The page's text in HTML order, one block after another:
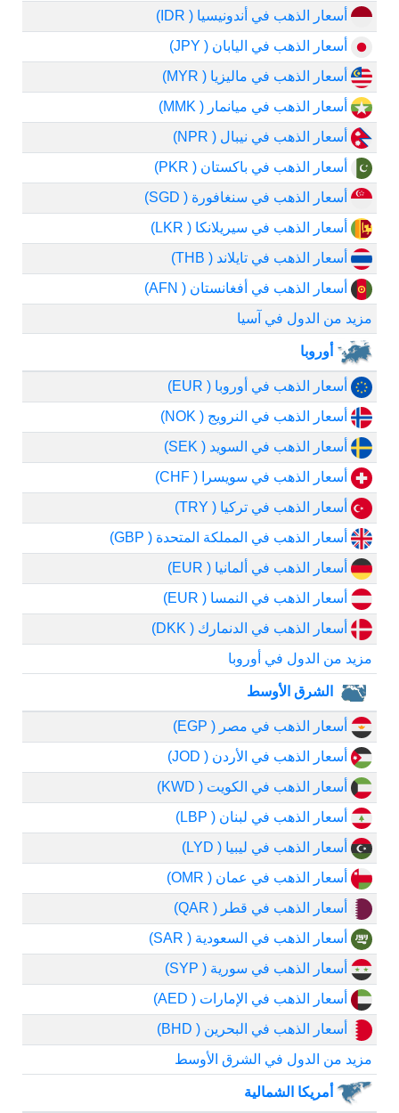
أسعار الذهب في أندونيسيا ( IDR)
أسعار الذهب في اليابان ( JPY)
أسعار الذهب في ماليزيا ( MYR)
أسعار الذهب في ميانمار ( MMK)
أسعار الذهب في نيبال ( NPR)
أسعار الذهب في باكستان ( PKR)
أسعار الذهب في سنغافورة ( SGD)
أسعار الذهب في سيريلانكا ( LKR)
أسعار الذهب في تايلاند ( THB)
أسعار الذهب في أفغانستان ( AFN)
مزيد من الدول في آسيا
أوروبا
أسعار الذهب في أوروبا ( EUR)
أسعار الذهب في النرويج ( NOK)
أسعار الذهب في السويد ( SEK)
أسعار الذهب في سويسرا ( CHF)
أسعار الذهب في تركيا ( TRY)
أسعار الذهب في المملكة المتحدة ( GBP)
أسعار الذهب في ألمانيا ( EUR)
أسعار الذهب في النمسا ( EUR)
أسعار الذهب في الدنمارك ( DKK)
مزيد من الدول في أوروبا
الشرق الأوسط
أسعار الذهب في مصر ( EGP)
أسعار الذهب في الأردن ( JOD)
أسعار الذهب في الكويت ( KWD)
أسعار الذهب في لبنان ( LBP)
أسعار الذهب في ليبيا ( LYD)
أسعار الذهب في عمان ( OMR)
أسعار الذهب في قطر ( QAR)
أسعار الذهب في السعودية ( SAR)
أسعار الذهب في سورية ( SYP)
أسعار الذهب في الإمارات ( AED)
أسعار الذهب في البحرين ( BHD)
مزيد من الدول في الشرق الأوسط
أمريكا الشمالية